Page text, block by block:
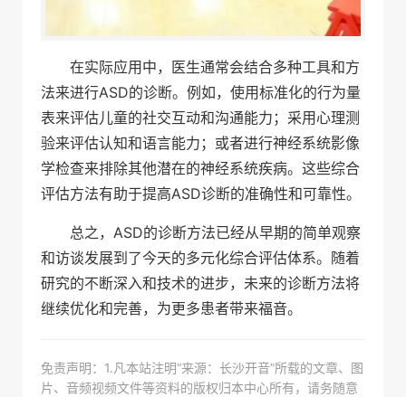
在实际应用中，医生通常会结合多种工具和方
法来进行ASD的诊断。例如，使用标准化的行为量
表来评估儿童的社交互动和沟通能力；采用心理测
验来评估认知和语言能力；或者进行神经系统影像
学检查来排除其他潜在的神经系统疾病。这些综合
评估方法有助于提高ASD诊断的准确性和可靠性。
总之，ASD的诊断方法已经从早期的简单观察
和访谈发展到了今天的多元化综合评估体系。随着
研究的不断深入和技术的进步，未来的诊断方法将
继续优化和完善，为更多患者带来福音。
免责声明：1.凡本站注明“来源：长沙开音”所载的文章、图
片、音频视频文件等资料的版权归本中心所有，请务随意